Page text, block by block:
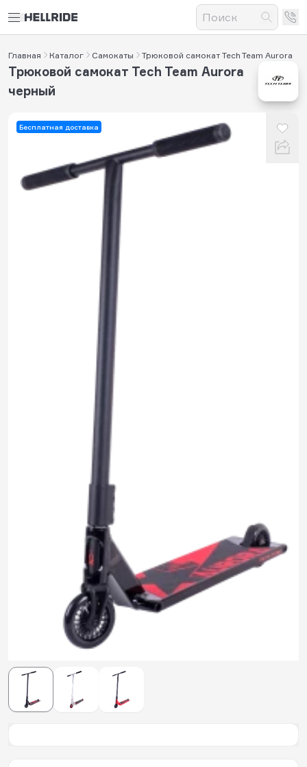
Главная Каталог Самокаты Трюковой самокат Tech Team Aurora
Бесплатная доставка
Трюковой самокат Tech Team Aurora
черный
черный
14 160 ₽
0.0
Нет отзывов
будет начислено за покупку